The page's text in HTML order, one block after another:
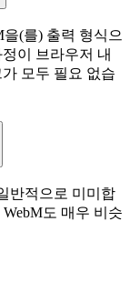
(를) 출력 형식으
이 브라우저 내
모두 필요 없습
반적으로 미미합
도 매우 비슷